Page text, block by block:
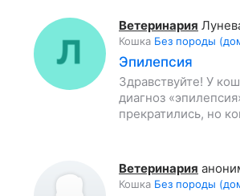
Ветеринария
Кошка Без породы
Эпилепсия
Здравствуйте! У
диагноз
прекратились, но
Ветеринария
Кошка Без породы